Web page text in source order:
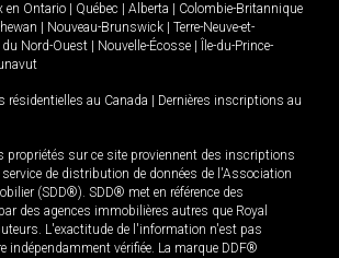
en Ontario Québec Alberta
Colombie-Britannique
Nouveau-Brunswick
Terre-Neuve-et-
du Nord-Ouest Nouvelle-Écosse
Île-du-Prince-
résidentielles au Canada
Dernières inscriptions au
propriétés sur ce site proviennent des inscriptions
de distribution de données de l'Association
(SDD®). SDD® met en référence des
des agences immobilières autres que Royal
L'exactitude de l'information n'est pas
indépendamment vérifiée. La marque DDF®